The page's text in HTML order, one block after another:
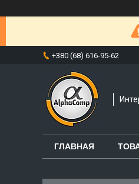
+380 (68) 616-95-62
ГЛАВНАЯ